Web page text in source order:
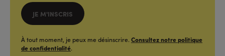
JE M'INSCRIS
À tout moment, je peux me désinscrire. Consultez notre politique
de confidentialité.